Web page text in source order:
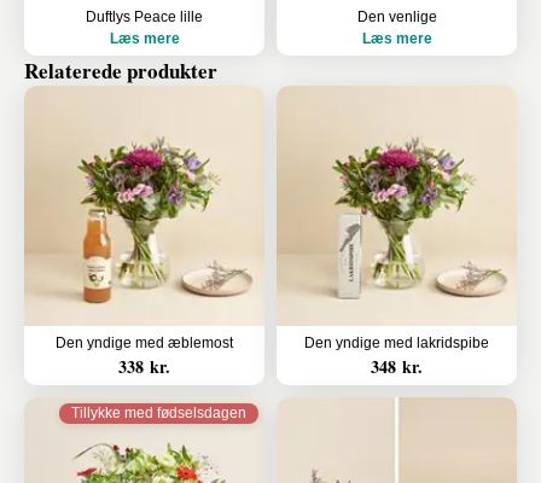
Duftlys Peace lille
Læs mere
Den venlige
Læs mere
Relaterede produkter
Den yndige med æblemost
338 kr.
Den yndige med lakridspibe
348 kr.
Tillykke med fødselsdagen